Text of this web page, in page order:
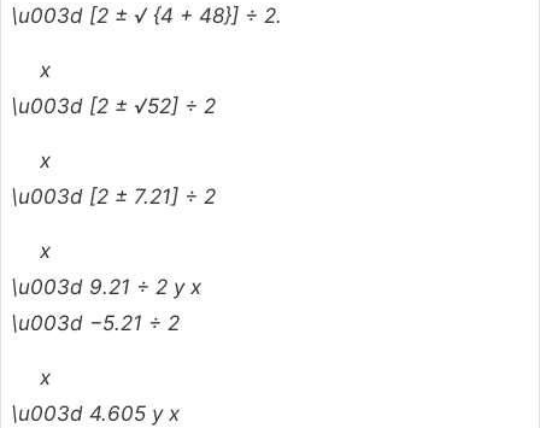
\u003d [2 ± √ {4 + 48}] ÷ 2.
x
\u003d [2 ± √52] ÷ 2
x
\u003d [2 ± 7.21] ÷ 2
x
\u003d 9.21 ÷ 2 y x
\u003d −5.21 ÷ 2
x
\u003d 4.605 y x